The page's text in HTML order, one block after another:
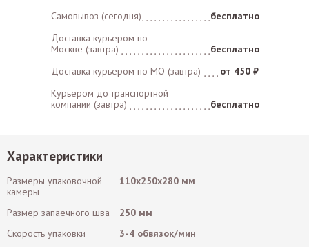
Самовывоз (сегодня)
бесплатно
Доставка курьером по
Москве (завтра)
бесплатно
Доставка курьером по MO (завтра)
от 450 ₽
Курьером до транспортной
компании (завтра)
бесплатно
Характеристики
Размеры упаковочной
камеры
110х250х280 мм
Размер запаечного шва
250 мм
Скорость упаковки
3-4 обвязок/мин